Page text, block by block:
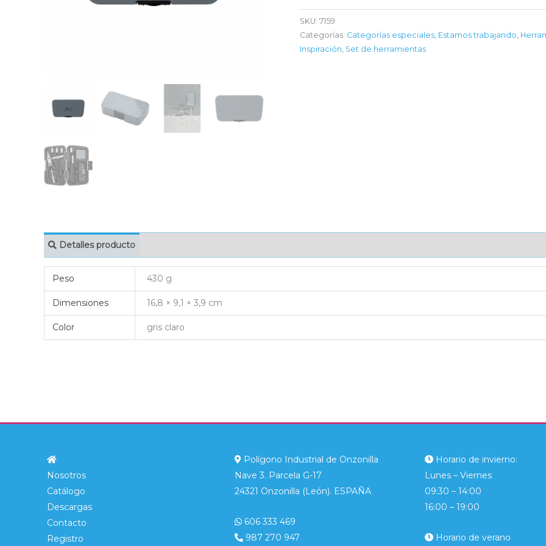
SKU: 7159
Categorías: Categorías especiales Estamos trabajando
Inspiración Set de herramientas
Detalles producto
Peso 430 g
Dimensiones 16,8 × 9,1 × 3,9 cm
Color gris claro
Nosotros
Catálogo
Descargas
Contacto
Registro
Polígono Industrial de Onzonilla
Nave 3. Parcela G-17
24321 Onzonilla (León). ESPAÑA
606 333 469
987 270 947
Horario de invierno:
Lunes – Viernes
09:30 – 14:00
16:00 – 19:00
Horario de verano